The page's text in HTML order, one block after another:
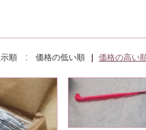
示順 : 価格の低い順 価格の高い